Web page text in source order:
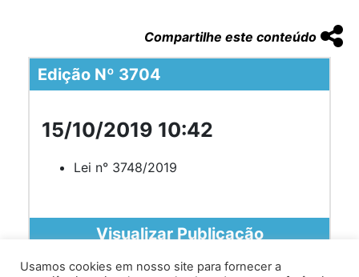
Compartilhe este conteúdo
Edição Nº 3704
15/10/2019 10:42
Lei n° 3748/2019
Visualizar Publicação
Usamos cookies em nosso site para fornecer a